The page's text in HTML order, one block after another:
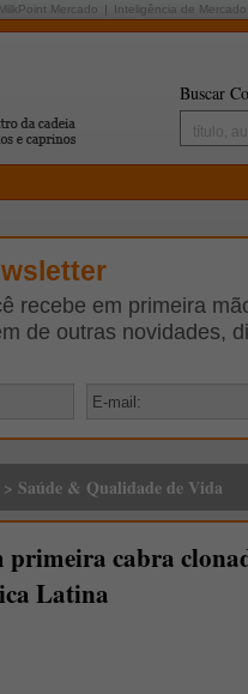
MilkPoint Mercado Inteligência de Mercado
Buscar
recebe em primeira
de outras novidades,
> Saúde & Qualidade de Vida
cabra
Latina